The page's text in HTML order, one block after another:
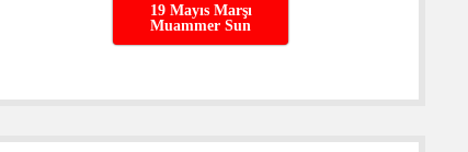
19 Mayıs Marşı
Muammer Sun